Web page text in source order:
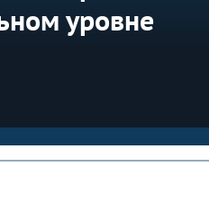
уровне